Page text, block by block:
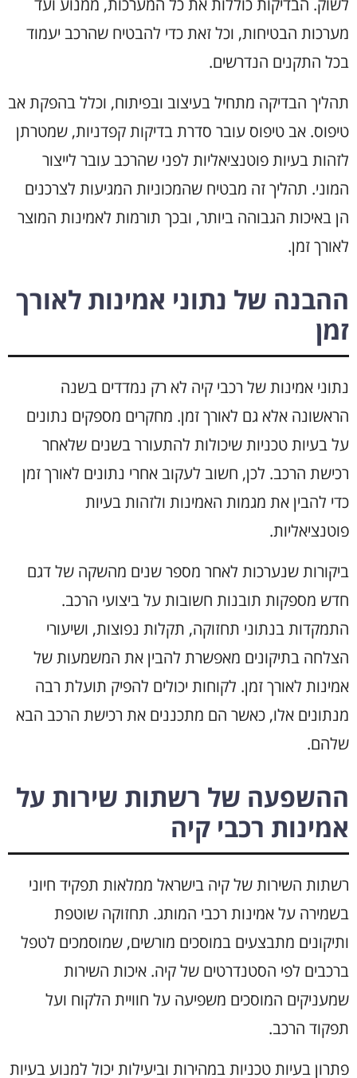
לשוק. הבדיקות כוללות את כל המערכות, ממנוע ועד
מערכות הבטיחות, וכל זאת כדי להבטיח שהרכב יעמוד
בכל התקנים הנדרשים.
תהליך הבדיקה מתחיל בעיצוב ובפיתוח, וכלל בהפקת אב
טיפוס. אב טיפוס עובר סדרת בדיקות קפדניות, שמטרתן
לזהות בעיות פוטנציאליות לפני שהרכב עובר לייצור
המוני. תהליך זה מבטיח שהמכוניות המגיעות לצרכנים
הן באיכות הגבוהה ביותר, ובכך תורמות לאמינות המוצר
לאורך זמן.
ההבנה של נתוני אמינות לאורך
זמן
נתוני אמינות של רכבי קיה לא רק נמדדים בשנה
הראשונה אלא גם לאורך זמן. מחקרים מספקים נתונים
על בעיות טכניות שיכולות להתעורר בשנים שלאחר
רכישת הרכב. לכן, חשוב לעקוב אחרי נתונים לאורך זמן
כדי להבין את מגמות האמינות ולזהות בעיות
פוטנציאליות.
ביקורות שנערכות לאחר מספר שנים מהשקה של דגם
חדש מספקות תובנות חשובות על ביצועי הרכב.
התמקדות בנתוני תחזוקה, תקלות נפוצות, ושיעורי
הצלחה בתיקונים מאפשרת להבין את המשמעות של
אמינות לאורך זמן. לקוחות יכולים להפיק תועלת רבה
מנתונים אלו, כאשר הם מתכננים את רכישת הרכב הבא
שלהם.
ההשפעה של רשתות שירות על
אמינות רכבי קיה
רשתות השירות של קיה בישראל ממלאות תפקיד חיוני
בשמירה על אמינות רכבי המותג. תחזוקה שוטפת
ותיקונים מתבצעים במוסכים מורשים, שמוסמכים לטפל
ברכבים לפי הסטנדרטים של קיה. איכות השירות
שמעניקים המוסכים משפיעה על חוויית הלקוח ועל
תפקוד הרכב.
פתרון בעיות טכניות במהירות וביעילות יכול למנוע בעיות